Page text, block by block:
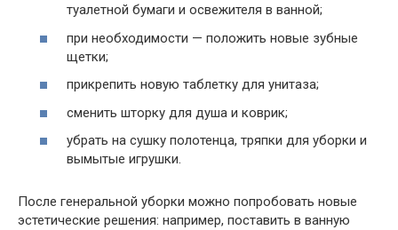
туалетной бумаги и освежителя в ванной;
при необходимости — положить новые зубные
щетки;
прикрепить новую таблетку для унитаза;
сменить шторку для душа и коврик;
убрать на сушку полотенца, тряпки для уборки и
вымытые игрушки.
После генеральной уборки можно попробовать новые
эстетические решения: например, поставить в ванную